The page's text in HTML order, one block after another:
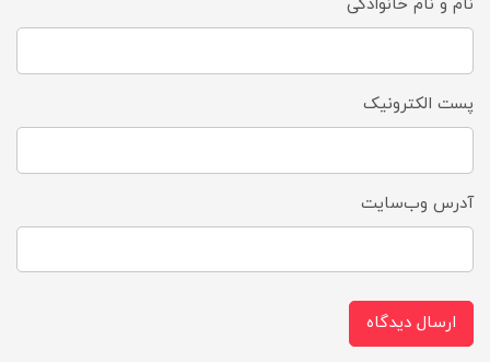
نام و نام خانوادگی
پست الکترونیک
آدرس وب‌سایت
ارسال دیدگاه